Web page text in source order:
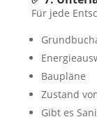
Für jede
Baupläne
Zustand
Gibt es